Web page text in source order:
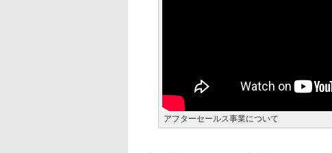
アフターセールス事業について